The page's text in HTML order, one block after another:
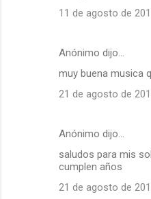
11 de agosto de
Anónimo dijo…
muy buena musica
21 de agosto de
Anónimo dijo…
saludos para mis
cumplen años
21 de agosto de